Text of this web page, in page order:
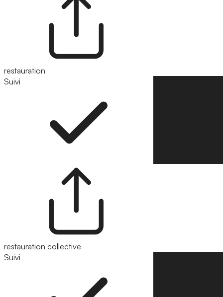
restauration
Suivi
restauration collective
Suivi